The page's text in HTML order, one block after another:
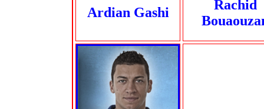
Ardian Gashi
Rachid